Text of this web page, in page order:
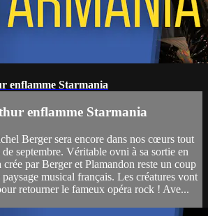
enflamme Starmania
enflamme Starmania
Berger sera encore dans nos cœurs tout
septembre. Véritable ovni à sa sortie en
crée par Berger et Plamandon reste un coup
musical français. Les créatures vont
retourner le fameux opéra rock ! Ave...